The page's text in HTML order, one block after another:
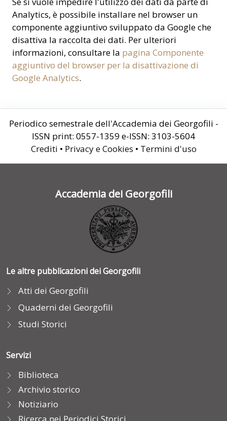
Analytics, è possibile installare nel browser un
componente aggiuntivo sviluppato da Google che
disattiva la raccolta dei dati. Per ulteriori
informazioni, consultare la pagina Componente
aggiuntivo del browser per la disattivazione di
Google Analytics.
Periodico semestrale dell'Accademia dei Georgofili -
ISSN print: 0557-1359 e-ISSN: 3103-5604
Crediti • Privacy e Cookies • Termini d'uso
Accademia dei Georgofili
Le altre pubblicazioni dei Georgofili
Atti dei Georgofili
Quaderni dei Georgofili
Studi Storici
Servizi
Biblioteca
Archivio storico
Notiziario